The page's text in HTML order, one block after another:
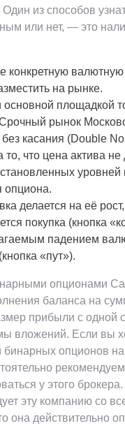
из способов
или нет, — это
конкретную
на рынке.
основной площадкой
рынок
касания (Double
то, что цена актива не
уровней
опциона.
делается на её
покупка (кнопка
падением
«пут»).
опционами
баланса на
прибыли с одной
вложений. Если вы
бинарных опционов
у этого
эту компанию со
она действительно